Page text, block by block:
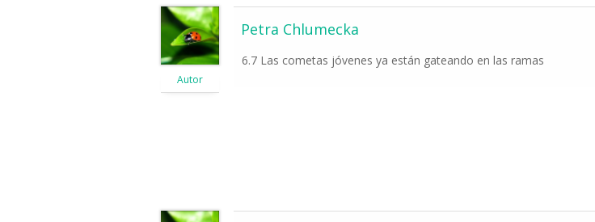
Autor
Petra Chlumecka
6.7 Las cometas jóvenes ya están gateando en las ramas